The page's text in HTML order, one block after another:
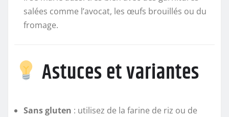
salées comme l’avocat, les œufs brouillés ou du
fromage.
Astuces et variantes
Sans gluten : utilisez de la farine de riz ou de